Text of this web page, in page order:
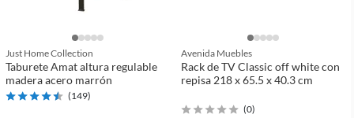
Just Home Collection
Taburete Amat altura regulable
madera acero marrón
(149)
Avenida Muebles
Rack de TV Classic off white con
repisa 218 x 65.5 x 40.3 cm
(0)